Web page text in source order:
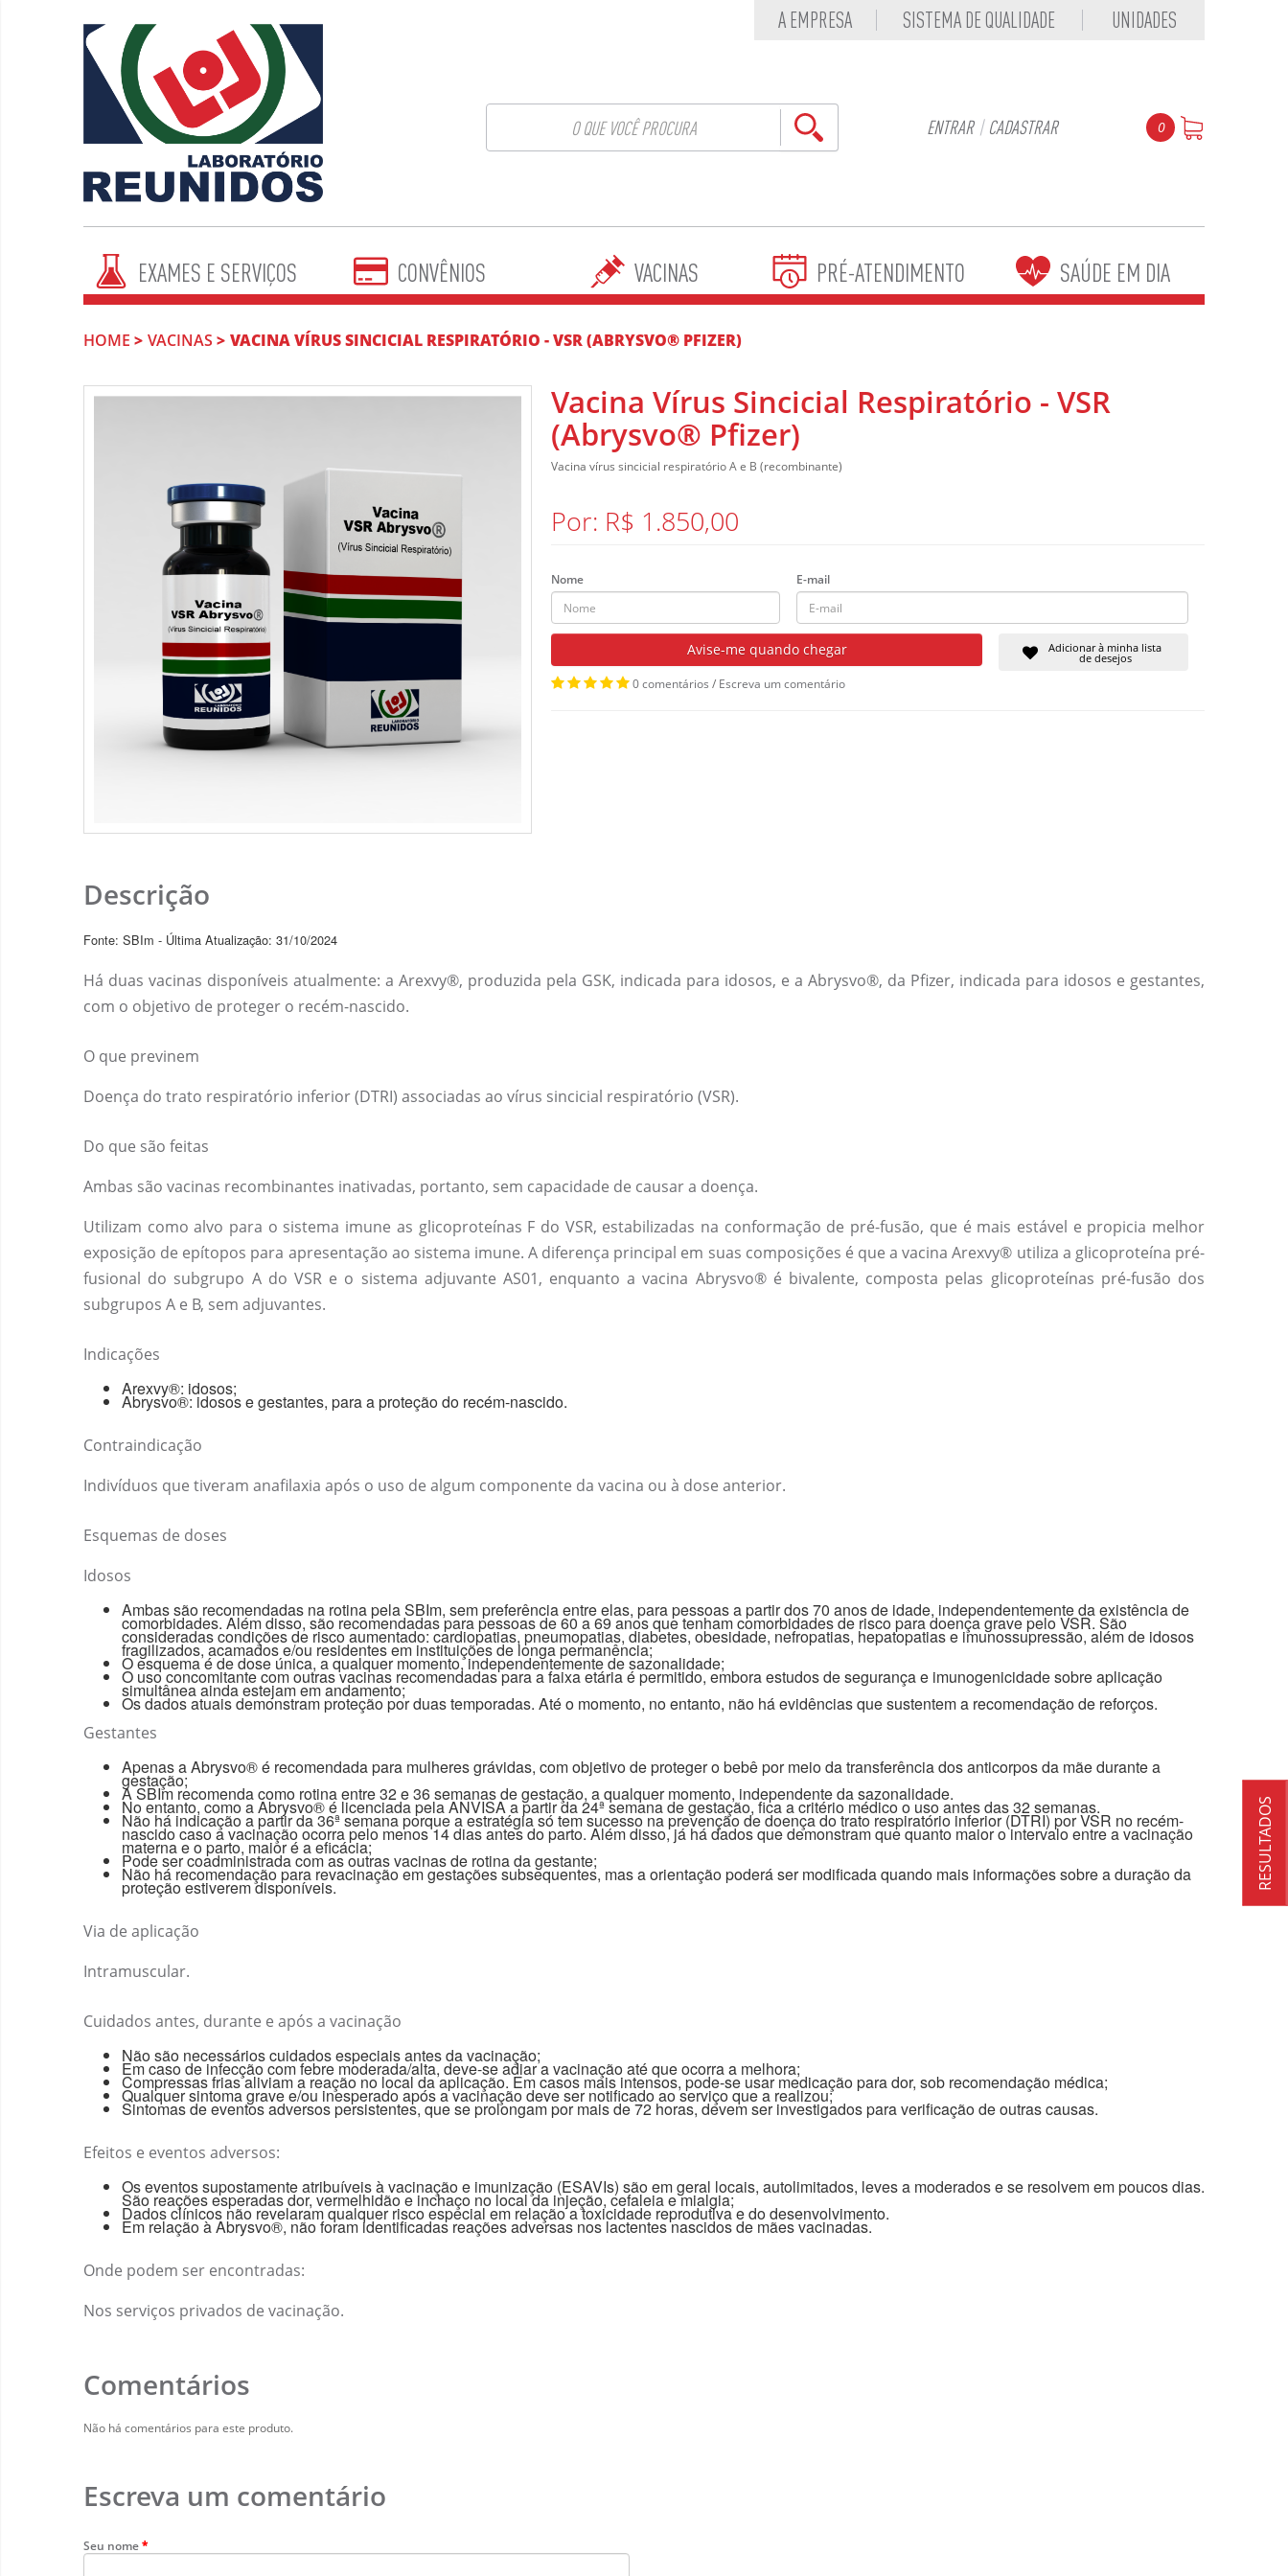
A EMPRESA SISTEMA DE QUALIDADE UNIDADES
ENTRAR | CADASTRAR 0
EXAMES E SERVIÇOS CONVÊNIOS VACINAS PRÉ-ATENDIMENTO SAÚDE EM DIA
HOME VACINAS VACINA VÍRUS SINCICIAL RESPIRATÓRIO - VSR (ABRYSVO® PFIZER)
Vacina Vírus Sincicial Respiratório - VSR
(Abrysvo® Pfizer)
Vacina vírus sincicial respiratório A e B (recombinante)
Por: R$ 1.850,00
Nome E-mail
Avise-me quando chegar Adicionar à minha lista
de desejos
0 comentários / Escreva um comentário
Descrição
Fonte: SBIm - Última Atualização: 31/10/2024
Há duas vacinas disponíveis atualmente: a Arexvy®, produzida pela GSK, indicada para idosos, e a Abrysvo®, da Pfizer, indicada para idosos e gestantes,
com o objetivo de proteger o recém-nascido.
O que previnem
Doença do trato respiratório inferior (DTRI) associadas ao vírus sincicial respiratório (VSR).
Do que são feitas
Ambas são vacinas recombinantes inativadas, portanto, sem capacidade de causar a doença.
Utilizam como alvo para o sistema imune as glicoproteínas F do VSR, estabilizadas na conformação de pré-fusão, que é mais estável e propicia melhor
exposição de epítopos para apresentação ao sistema imune. A diferença principal em suas composições é que a vacina Arexvy® utiliza a glicoproteína pré-
fusional do subgrupo A do VSR e o sistema adjuvante AS01, enquanto a vacina Abrysvo® é bivalente, composta pelas glicoproteínas pré-fusão dos
subgrupos A e B, sem adjuvantes.
Indicações
Arexvy®: idosos;
Abrysvo®: idosos e gestantes, para a proteção do recém-nascido.
Contraindicação
Indivíduos que tiveram anafilaxia após o uso de algum componente da vacina ou à dose anterior.
Esquemas de doses
Idosos
Ambas são recomendadas na rotina pela SBIm, sem preferência entre elas, para pessoas a partir dos 70 anos de idade, independentemente da existência de
comorbidades. Além disso, são recomendadas para pessoas de 60 a 69 anos que tenham comorbidades de risco para doença grave pelo VSR. São
consideradas condições de risco aumentado: cardiopatias, pneumopatias, diabetes, obesidade, nefropatias, hepatopatias e imunossupressão, além de idosos
fragilizados, acamados e/ou residentes em instituições de longa permanência;
O esquema é de dose única, a qualquer momento, independentemente de sazonalidade;
O uso concomitante com outras vacinas recomendadas para a faixa etária é permitido, embora estudos de segurança e imunogenicidade sobre aplicação
simultânea ainda estejam em andamento;
Os dados atuais demonstram proteção por duas temporadas. Até o momento, no entanto, não há evidências que sustentem a recomendação de reforços.
Gestantes
Apenas a Abrysvo® é recomendada para mulheres grávidas, com objetivo de proteger o bebê por meio da transferência dos anticorpos da mãe durante a
gestação;
A SBIm recomenda como rotina entre 32 e 36 semanas de gestação, a qualquer momento, independente da sazonalidade.
No entanto, como a Abrysvo® é licenciada pela ANVISA a partir da 24ª semana de gestação, fica a critério médico o uso antes das 32 semanas.
Não há indicação a partir da 36ª semana porque a estratégia só tem sucesso na prevenção de doença do trato respiratório inferior (DTRI) por VSR no recém-
nascido caso a vacinação ocorra pelo menos 14 dias antes do parto. Além disso, já há dados que demonstram que quanto maior o intervalo entre a vacinação
materna e o parto, maior é a eficácia;
Pode ser coadministrada com as outras vacinas de rotina da gestante;
Não há recomendação para revacinação em gestações subsequentes, mas a orientação poderá ser modificada quando mais informações sobre a duração da
proteção estiverem disponíveis.
Via de aplicação
Intramuscular.
Cuidados antes, durante e após a vacinação
Não são necessários cuidados especiais antes da vacinação;
Em caso de infecção com febre moderada/alta, deve-se adiar a vacinação até que ocorra a melhora;
Compressas frias aliviam a reação no local da aplicação. Em casos mais intensos, pode-se usar medicação para dor, sob recomendação médica;
Qualquer sintoma grave e/ou inesperado após a vacinação deve ser notificado ao serviço que a realizou;
Sintomas de eventos adversos persistentes, que se prolongam por mais de 72 horas, devem ser investigados para verificação de outras causas.
Efeitos e eventos adversos:
Os eventos supostamente atribuíveis à vacinação e imunização (ESAVIs) são em geral locais, autolimitados, leves a moderados e se resolvem em poucos dias.
São reações esperadas dor, vermelhidão e inchaço no local da injeção, cefaleia e mialgia;
Dados clínicos não revelaram qualquer risco especial em relação a toxicidade reprodutiva e do desenvolvimento.
Em relação à Abrysvo®, não foram identificadas reações adversas nos lactentes nascidos de mães vacinadas.
Onde podem ser encontradas:
Nos serviços privados de vacinação.
Comentários
Não há comentários para este produto.
Escreva um comentário
Seu nome
RESULTADOS